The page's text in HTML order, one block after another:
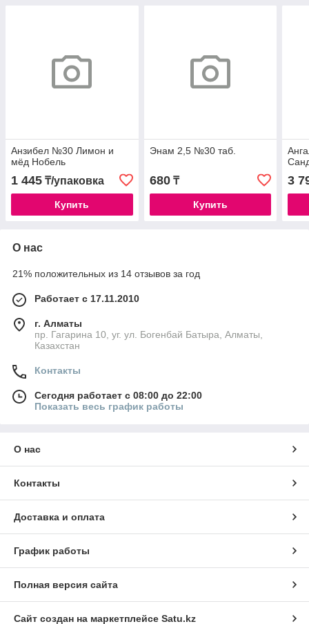
Анзибел №30 Лимон и
мёд Нобель
1 445 ₸/упаковка
Купить
Энам 2,5 №30 таб.
680₸
Купить
3
О нас
21% положительных из 14 отзывов за год
Работает с 17.11.2010
г. Алматы
пр. Гагарина 10, уг. ул. Богенбай Батыра, Алматы,
Казахстан
Контакты
Сегодня работает с 08:00 до 22:00
Показать весь график работы
О нас
Контакты
Доставка и оплата
График работы
Полная версия сайта
Сайт создан на маркетплейсе Satu.kz